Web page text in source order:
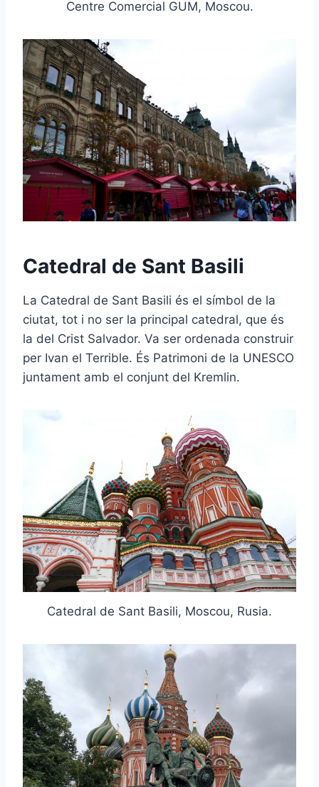
Centre Comercial GUM, Moscou.
Catedral de Sant Basili
La Catedral de Sant Basili és el símbol de la
ciutat, tot i no ser la principal catedral, que és
la del Crist Salvador. Va ser ordenada construir
per Ivan el Terrible. És Patrimoni de la UNESCO
juntament amb el conjunt del Kremlin.
Catedral de Sant Basili, Moscou, Rusia.